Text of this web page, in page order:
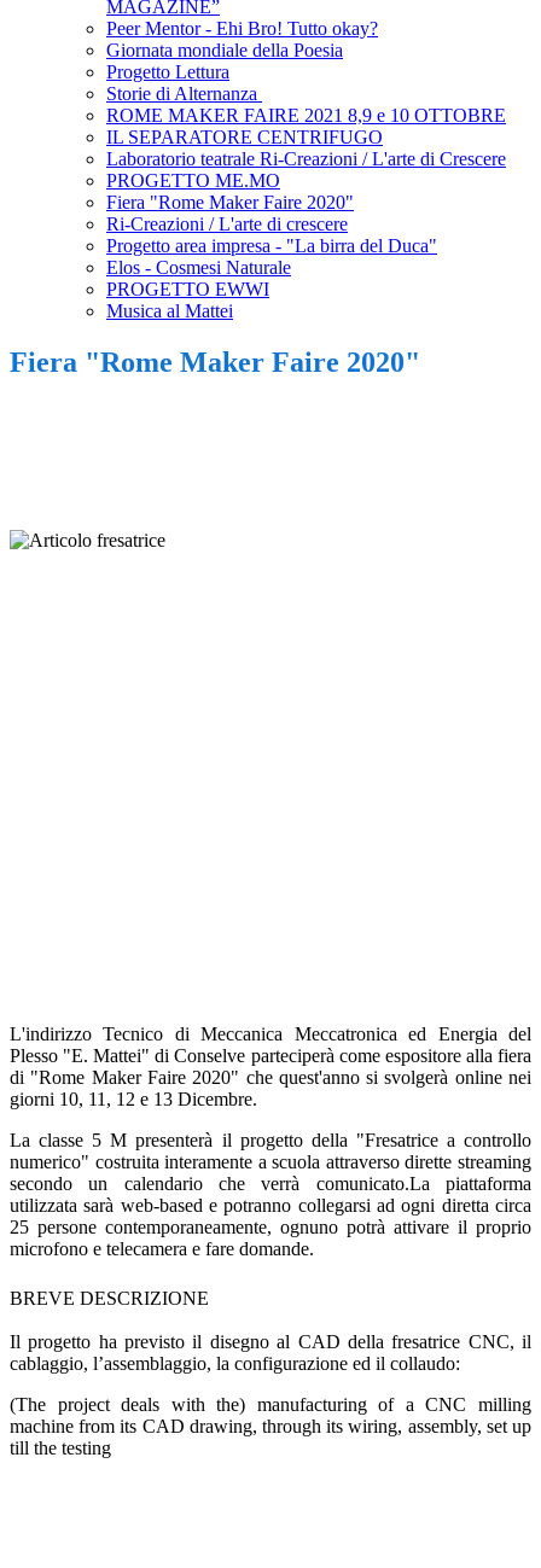
MAGAZINE”
Peer Mentor - Ehi Bro! Tutto okay?
Giornata mondiale della Poesia
Progetto Lettura
Storie di Alternanza
ROME MAKER FAIRE 2021 8,9 e 10 OTTOBRE
IL SEPARATORE CENTRIFUGO
Laboratorio teatrale Ri-Creazioni / L'arte di Crescere
PROGETTO ME.MO
Fiera "Rome Maker Faire 2020"
Ri-Creazioni / L'arte di crescere
Progetto area impresa - "La birra del Duca"
Elos - Cosmesi Naturale
PROGETTO EWWI
Musica al Mattei
Fiera "Rome Maker Faire 2020"
L'indirizzo Tecnico di Meccanica Meccatronica ed Energia del
Plesso "E. Mattei" di Conselve parteciperà come espositore alla fiera
di "Rome Maker Faire 2020" che quest'anno si svolgerà online nei
giorni 10, 11, 12 e 13 Dicembre.
La classe 5 M presenterà il progetto della "Fresatrice a controllo
numerico" costruita interamente a scuola attraverso dirette streaming
secondo un calendario che verrà comunicato.La piattaforma
utilizzata sarà web-based e potranno collegarsi ad ogni diretta circa
25 persone contemporaneamente, ognuno potrà attivare il proprio
microfono e telecamera e fare domande.
BREVE DESCRIZIONE
Il progetto ha previsto il disegno al CAD della fresatrice CNC, il
cablaggio, l’assemblaggio, la configurazione ed il collaudo:
(The project deals with the) manufacturing of a CNC milling
machine from its CAD drawing, through its wiring, assembly, set up
till the testing